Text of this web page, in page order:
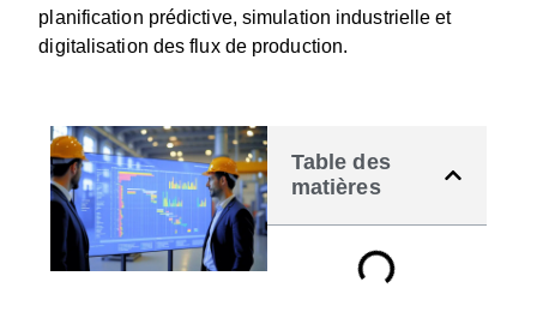
planification prédictive, simulation industrielle et
digitalisation des flux de production.
Table des
matières